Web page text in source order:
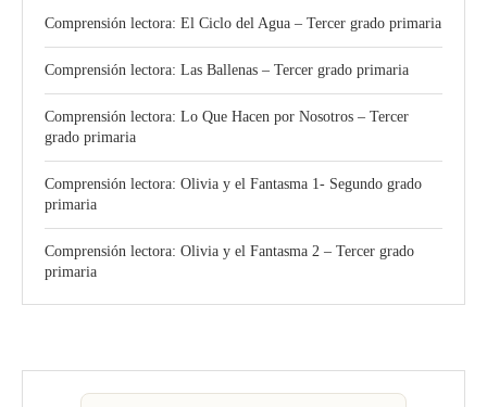
Comprensión lectora: El Ciclo del Agua – Tercer grado primaria
Comprensión lectora: Las Ballenas – Tercer grado primaria
Comprensión lectora: Lo Que Hacen por Nosotros – Tercer
grado primaria
Comprensión lectora: Olivia y el Fantasma 1- Segundo grado
primaria
Comprensión lectora: Olivia y el Fantasma 2 – Tercer grado
primaria